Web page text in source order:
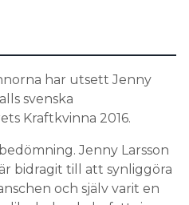
har utsett Jenny
svenska
Kraftkvinna 2016.
Jenny Larsson
bidragit till att synliggöra
och själv varit en